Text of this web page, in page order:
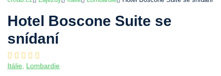
Hotel Boscone Suite se
snídaní
Itálie Lombardie